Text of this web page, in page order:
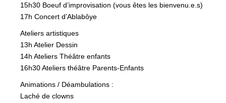
15h30 Boeuf d’improvisation (vous êtes les bienvenu.e.s)
17h Concert d’Ablabôye
Ateliers artistiques
13h Atelier Dessin
14h Ateliers Théâtre enfants
16h30 Ateliers théâtre Parents-Enfants
Animations / Déambulations :
Laché de clowns